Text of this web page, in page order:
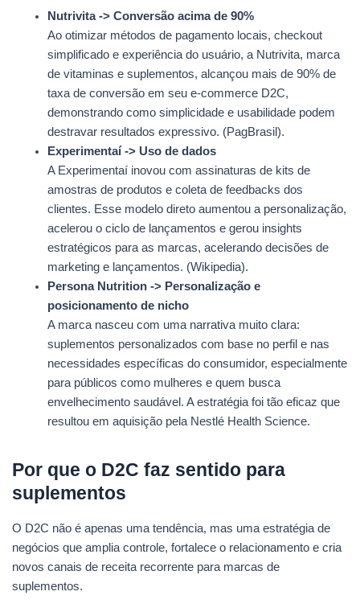
Nutrivita -> Conversão acima de 90%
Ao otimizar métodos de pagamento locais, checkout
simplificado e experiência do usuário, a Nutrivita, marca
de vitaminas e suplementos, alcançou mais de 90% de
taxa de conversão em seu e-commerce D2C,
demonstrando como simplicidade e usabilidade podem
destravar resultados expressivo. (PagBrasil).
Experimentaí -> Uso de dados
A Experimentaí inovou com assinaturas de kits de
amostras de produtos e coleta de feedbacks dos
clientes. Esse modelo direto aumentou a personalização,
acelerou o ciclo de lançamentos e gerou insights
estratégicos para as marcas, acelerando decisões de
marketing e lançamentos. (Wikipedia).
Persona Nutrition -> Personalização e
posicionamento de nicho
A marca nasceu com uma narrativa muito clara:
suplementos personalizados com base no perfil e nas
necessidades específicas do consumidor, especialmente
para públicos como mulheres e quem busca
envelhecimento saudável. A estratégia foi tão eficaz que
resultou em aquisição pela Nestlé Health Science.
Por que o D2C faz sentido para
suplementos
O D2C não é apenas uma tendência, mas uma estratégia de
negócios que amplia controle, fortalece o relacionamento e cria
novos canais de receita recorrente para marcas de
suplementos.